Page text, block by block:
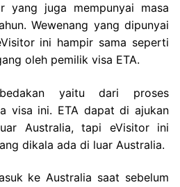
yang juga mempunyai masa
Wewenang yang dipunyai
ini hampir sama seperti
oleh pemilik visa ETA.
yaitu dari proses
visa ini. ETA dapat di ajukan
Australia, tapi eVisitor ini
dikala ada di luar Australia.
ke Australia saat sebelum